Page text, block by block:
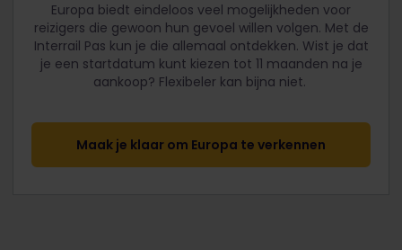
Europa biedt eindeloos veel mogelijkheden voor
reizigers die gewoon hun gevoel willen volgen. Met de
Interrail Pas kun je die allemaal ontdekken. Wist je dat
je een startdatum kunt kiezen tot 11 maanden na je
aankoop? Flexibeler kan bijna niet.
Maak je klaar om Europa te verkennen